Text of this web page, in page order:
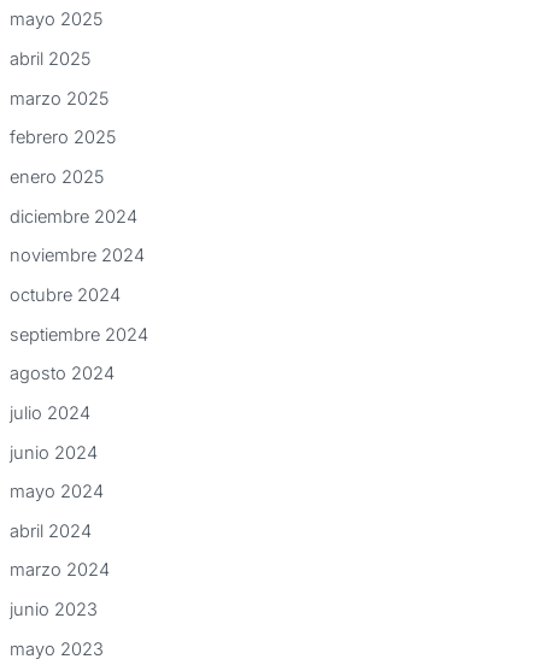
mayo 2025
abril 2025
marzo 2025
febrero 2025
enero 2025
diciembre 2024
noviembre 2024
octubre 2024
septiembre 2024
agosto 2024
julio 2024
junio 2024
mayo 2024
abril 2024
marzo 2024
junio 2023
mayo 2023